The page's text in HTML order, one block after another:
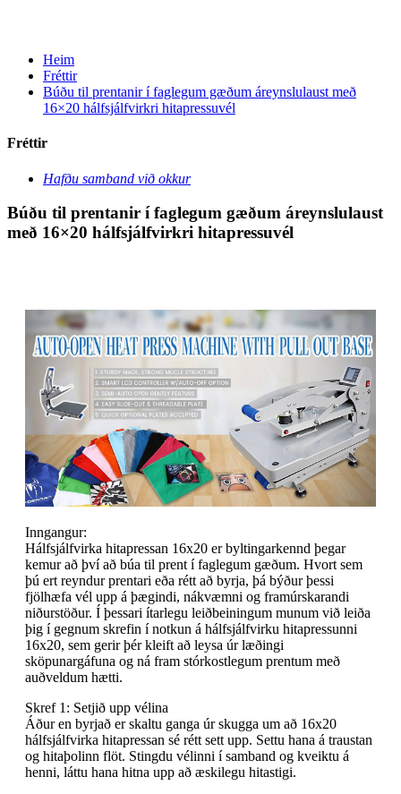
Heim
Fréttir
Búðu til prentanir í faglegum gæðum áreynslulaust með
16×20 hálfsjálfvirkri hitapressuvél
Fréttir
Hafðu samband við okkur
Búðu til prentanir í faglegum gæðum áreynslulaust
með 16×20 hálfsjálfvirkri hitapressuvél
Inngangur:
Hálfsjálfvirka hitapressan 16x20 er byltingarkennd þegar
kemur að því að búa til prent í faglegum gæðum. Hvort sem
þú ert reyndur prentari eða rétt að byrja, þá býður þessi
fjölhæfa vél upp á þægindi, nákvæmni og framúrskarandi
niðurstöður. Í þessari ítarlegu leiðbeiningum munum við leiða
þig í gegnum skrefin í notkun á hálfsjálfvirku hitapressunni
16x20, sem gerir þér kleift að leysa úr læðingi
sköpunargáfuna og ná fram stórkostlegum prentum með
auðveldum hætti.
Skref 1: Setjið upp vélina
Áður en byrjað er skaltu ganga úr skugga um að 16x20
hálfsjálfvirka hitapressan sé rétt sett upp. Settu hana á traustan
og hitaþolinn flöt. Stingdu vélinni í samband og kveiktu á
henni, láttu hana hitna upp að æskilegu hitastigi.